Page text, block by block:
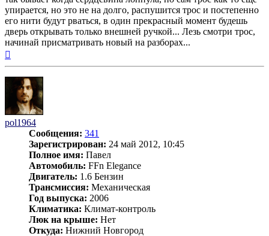
упирается, но это не на долго, распушится трос и постепенно
его нити будут рваться, в один прекрасный момент будешь
дверь открывать только внешней ручкой... Лезь смотри трос,
начинай присматривать новый на разборах...
pol1964
Сообщения: 341
Зарегистрирован: 24 май 2012, 10:45
Полное имя: Павел
Автомобиль: FFn Elegance
Двигатель: 1.6 Бензин
Трансмиссия: Механическая
Год выпуска: 2006
Климатика: Климат-контроль
Люк на крыше: Нет
Откуда: Нижний Новгород